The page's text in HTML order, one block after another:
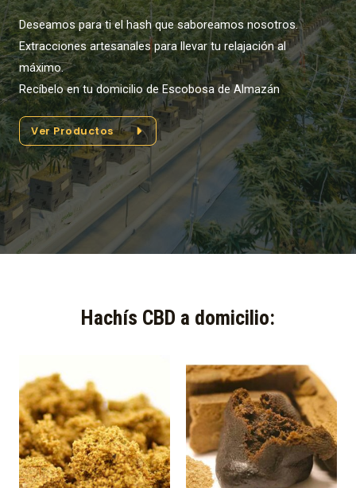
Deseamos para ti el hash que saboreamos nosotros.
Extracciones artesanales para llevar tu relajación al
máximo.
Recíbelo en tu domicilio de Escobosa de Almazán
Ver Productos
Hachís CBD a domicilio:​